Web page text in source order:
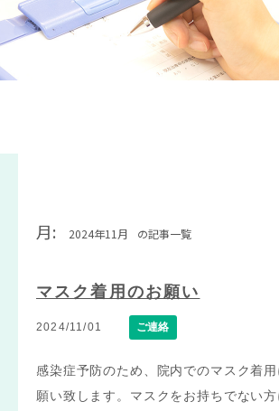
月: 2024年11月 の記事一覧
マスク着用のお願い
2024/11/01 ご連絡
感染症予防のため、院内でのマスク着
願い致します。マスクをお持ちでない